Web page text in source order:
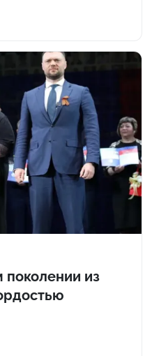
поколении из